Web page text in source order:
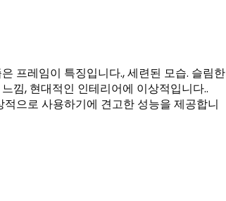
프레임이 특징입니다., 세련된 모습. 슬림한
낌, 현대적인 인테리어에 이상적입니다..
으로 사용하기에 견고한 성능을 제공합니